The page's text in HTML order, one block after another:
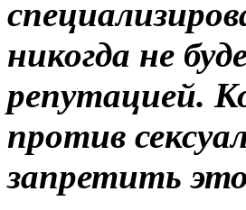
никогда не
репутацией.
против
запретить